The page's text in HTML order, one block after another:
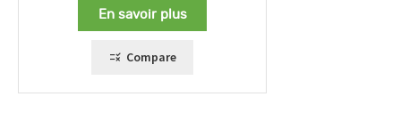
En savoir plus
Compare